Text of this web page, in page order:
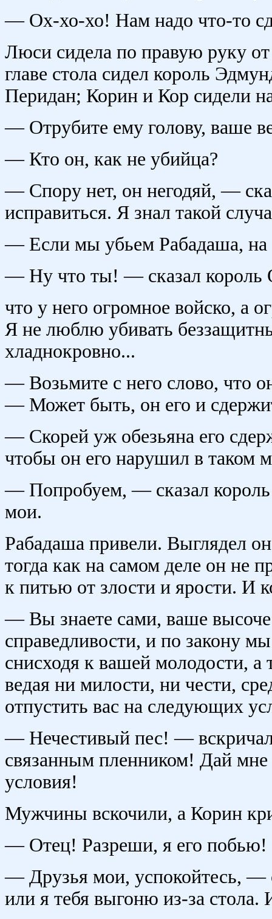
— Ох-хо-хо! Нам надо что-то
Люси сидела по правую руку
главе стола сидел король
Перидан; Корин и Кор сидели
— Отрубите ему голову, ваше
— Кто он, как не убийца?
— Спору нет, он негодяй, —
исправиться. Я знал такой
— Если мы убьем Рабадаша, на
— Ну что ты! — сказал король
что у него огромное войско, а
Я не люблю убивать
хладнокровно...
— Возьмите с него слово, что
— Может быть, он его и
— Скорей уж обезьяна его
чтобы он его нарушил в таком
— Попробуем, — сказал
мои.
Рабадаша привели. Выглядел
тогда как на самом деле он не
к питью от злости и ярости. И
— Вы знаете сами, ваше
справедливости, и по закону
снисходя к вашей молодости,
ведая ни милости, ни чести,
отпустить вас на следующих
— Нечестивый пес! —
связанным пленником! Дай
условия!
Мужчины вскочили, а Корин
— Отец! Разреши, я его побью!
— Друзья мои, успокойтесь, —
или я тебя выгоню из-за